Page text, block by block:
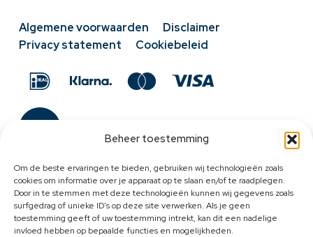
Beheer toestemming
Om de beste ervaringen te bieden, gebruiken wij technologieën zoals
cookies om informatie over je apparaat op te slaan en/of te raadplegen.
Door in te stemmen met deze technologieën kunnen wij gegevens zoals
surfgedrag of unieke ID's op deze site verwerken. Als je geen
toestemming geeft of uw toestemming intrekt, kan dit een nadelige
invloed hebben op bepaalde functies en mogelijkheden.
Algemene voorwaarden
Disclaimer
Privacy statement
Cookiebeleid